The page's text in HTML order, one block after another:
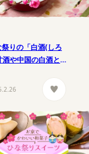
りの「白酒(しろ
や中国の白酒と